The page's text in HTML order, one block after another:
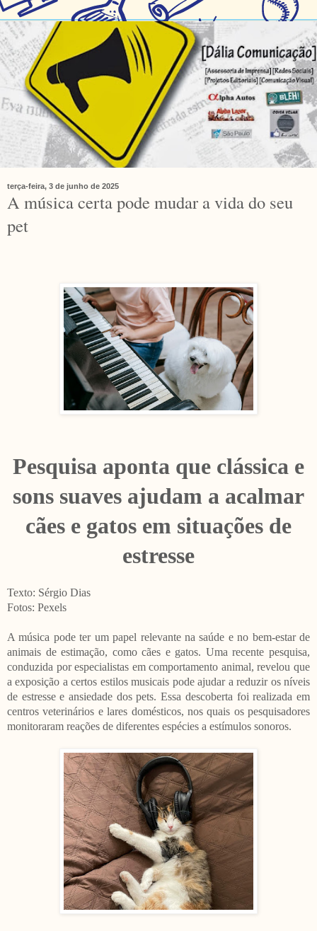
terça-feira, 3 de junho de 2025
A música certa pode mudar a vida do seu
pet
Pesquisa aponta que clássica e
sons suaves ajudam a acalmar
cães e gatos em situações de
estresse
Texto: Sérgio Dias
Fotos: Pexels
A música pode ter um papel relevante na saúde e no bem-estar de
animais de estimação, como cães e gatos. Uma recente pesquisa,
conduzida por especialistas em comportamento animal, revelou que
a exposição a certos estilos musicais pode ajudar a reduzir os níveis
de estresse e ansiedade dos pets. Essa descoberta foi realizada em
centros veterinários e lares domésticos, nos quais os pesquisadores
monitoraram reações de diferentes espécies a estímulos sonoros.